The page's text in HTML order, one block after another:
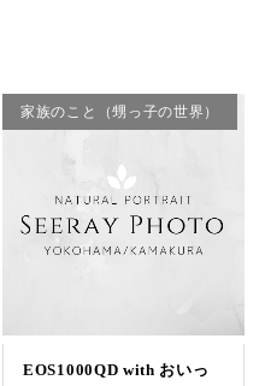
家族のこと（甥っ子の世界）